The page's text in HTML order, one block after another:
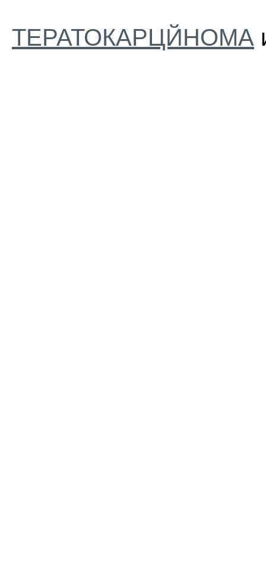
ТЕРАТОКАРЦЙНОМА